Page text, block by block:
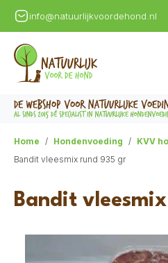
info@natuurlijkvoordehond.nl
Home Hondenvoeding
KVV
Bandit vleesmix rund 935 gr
Bandit